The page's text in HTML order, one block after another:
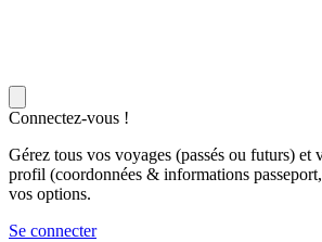
Connectez-vous !
Gérez tous vos voyages (passés ou futurs) et
profil (coordonnées & informations
vos options.
Se connecter